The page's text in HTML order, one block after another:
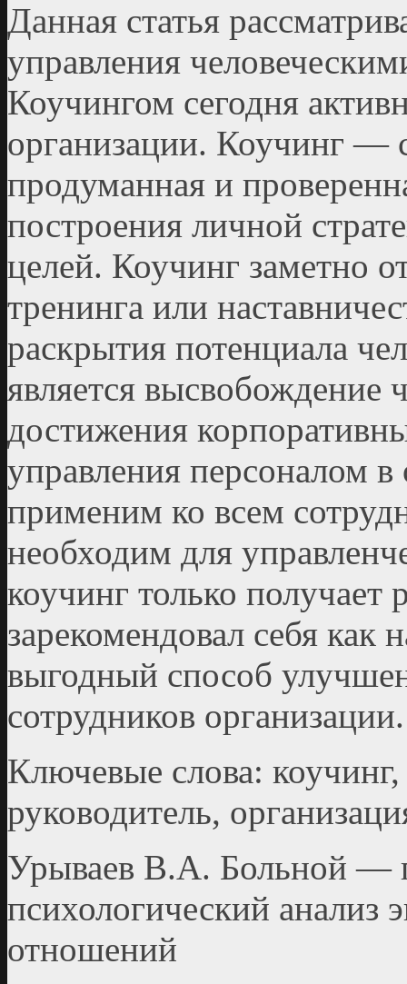
Данная статья
управления
Коучингом сегодня
организации. Коучинг —
продуманная и
построения личной
целей. Коучинг заметно
тренинга или
раскрытия потенциала
является высвобождение
достижения
управления персоналом
применим ко всем
необходим для
коучинг только получает
зарекомендовал себя как
выгодный способ
сотрудников организации.
Ключевые слова:
руководитель,
Урываев В.А. Больной —
психологический анализ
отношений